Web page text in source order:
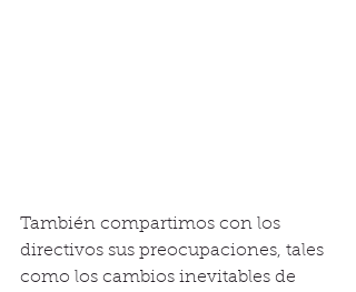
También compartimos con los
directivos sus preocupaciones, tales
como los cambios inevitables de